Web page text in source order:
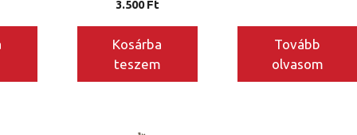
3.500Ft
Kosárba
teszem
Tovább
olvasom